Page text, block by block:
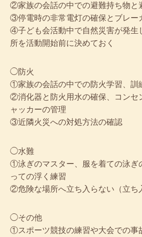
②家族の会話の中での避難持ち物と
③停電時の非常電灯の確保とブレー
④子ども会活動中で自然災害が発生
所を活動開始前に決めておく
◯防火
①家族の会話の中での防火学習、訓
②消化器と防火用水の確保、コンセ
ャッカーの管理
③近隣火災への対処方法の確認
◯水難
①泳ぎのマスター、服を着ての泳ぎ
っての浮く練習
②危険な場所へ立ち入らない（立ち
◯その他
①スポーツ競技の練習や大会での事